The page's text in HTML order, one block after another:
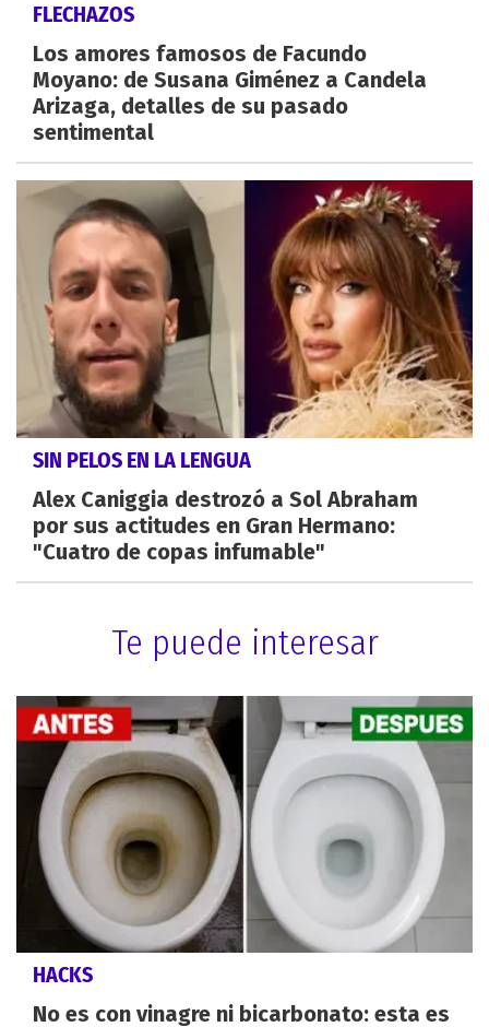
FLECHAZOS
Los amores famosos de Facundo
Moyano: de Susana Giménez a Candela
Arizaga, detalles de su pasado
sentimental
SIN PELOS EN LA LENGUA
Alex Caniggia destrozó a Sol Abraham
por sus actitudes en Gran Hermano:
"Cuatro de copas infumable"
Te puede interesar
HACKS
No es con vinagre ni bicarbonato: esta es